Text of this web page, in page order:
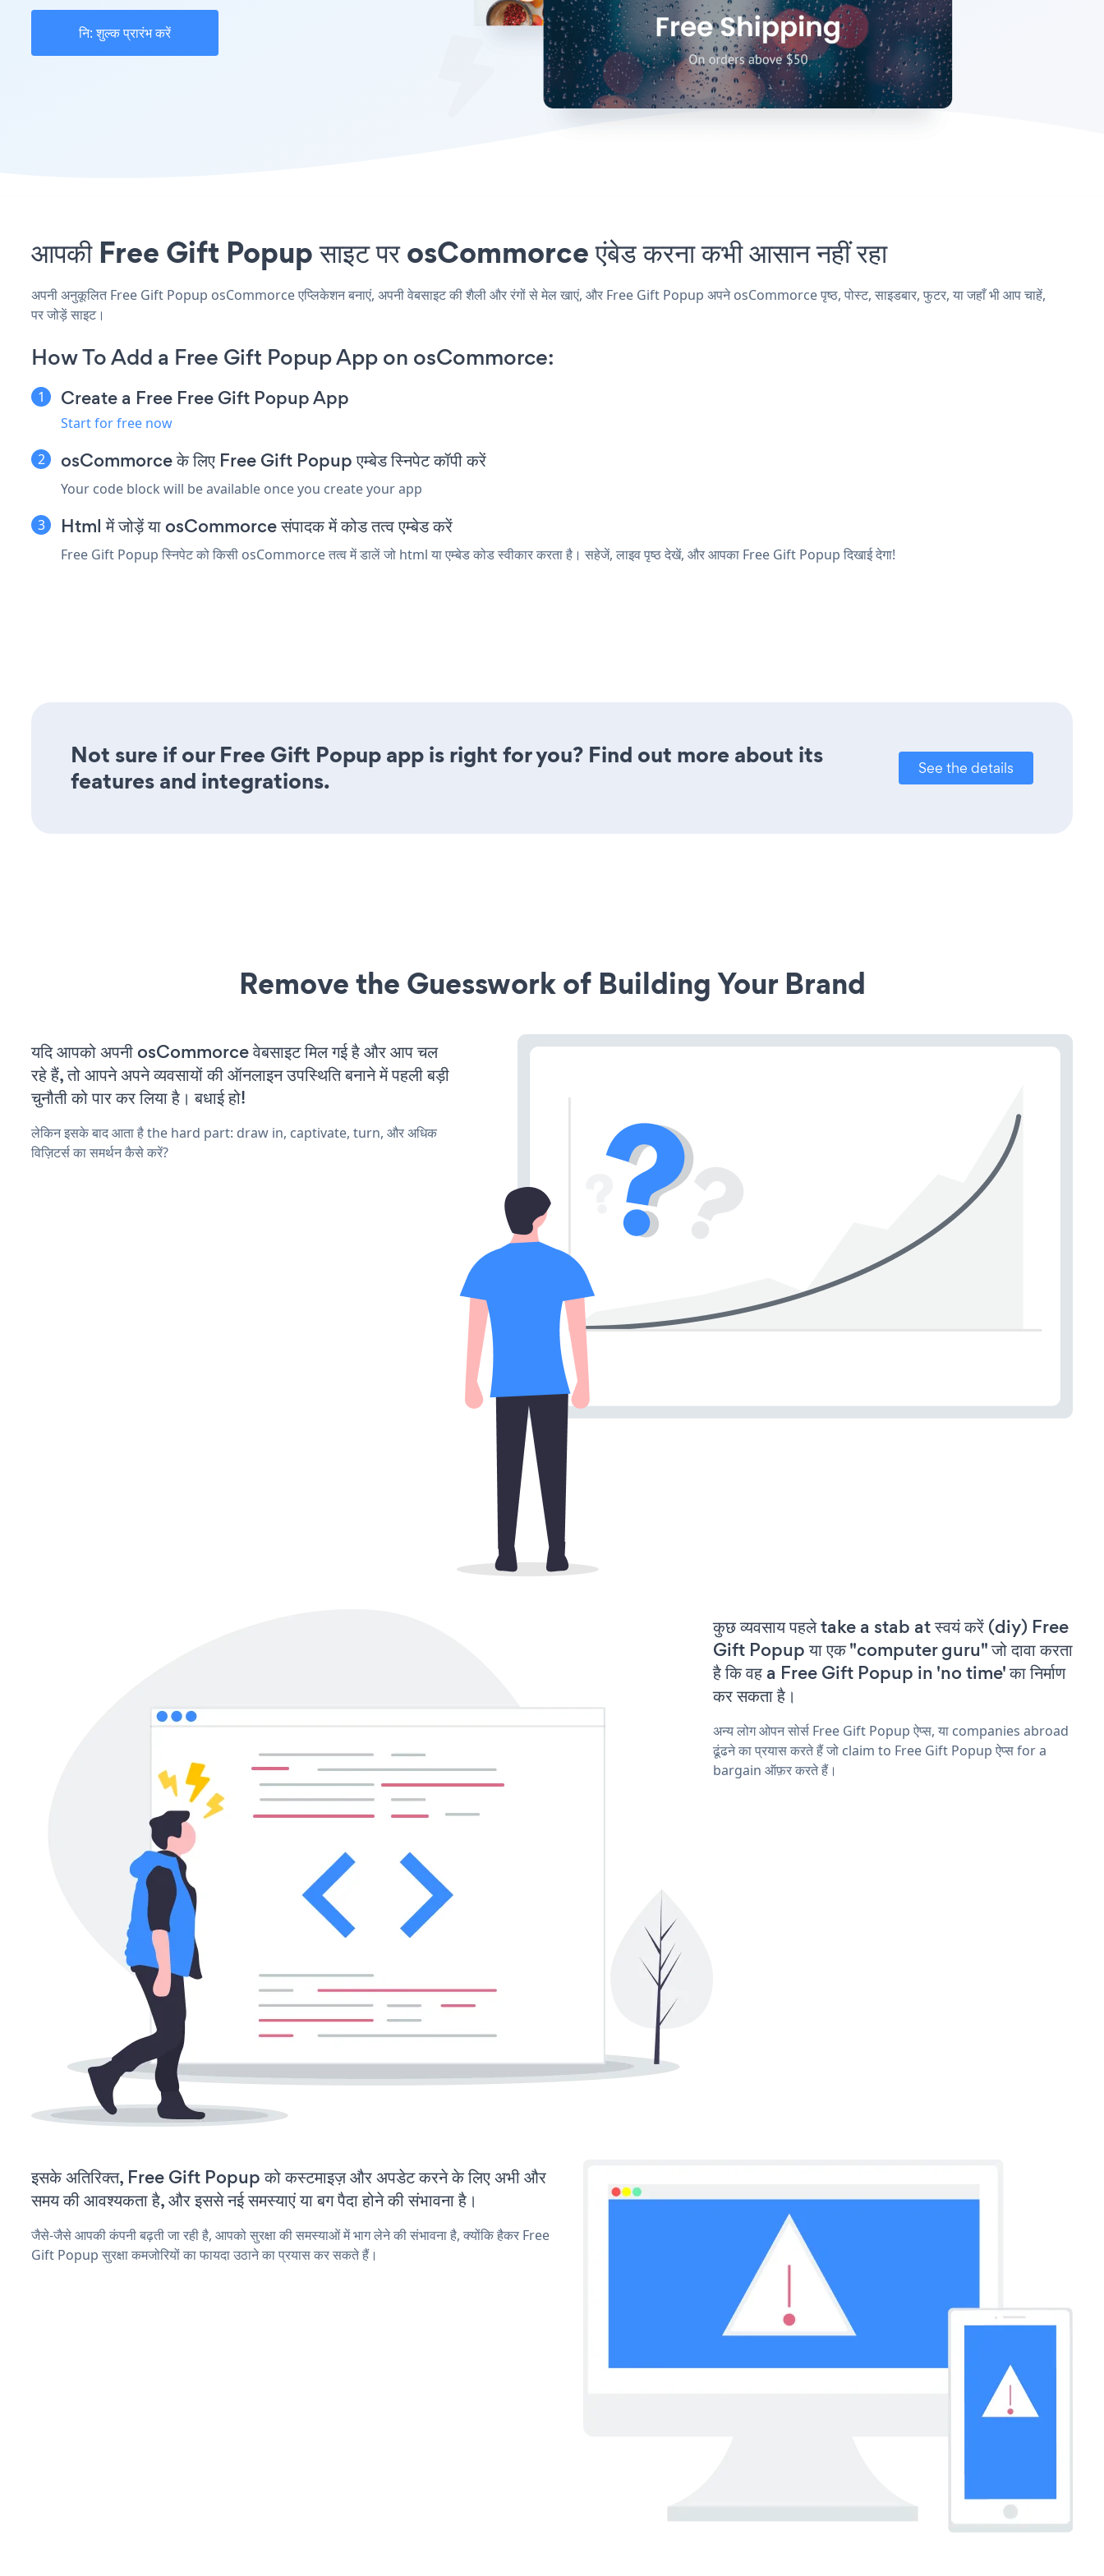
नि: शुल्क प्रारंभ करें
आपकी Free Gift Popup साइट पर osCommorce एंबेड करना कभी आसान नहीं रहा
अपनी अनुकूलित Free Gift Popup osCommorce एप्लिकेशन बनाएं, अपनी वेबसाइट की शैली और रंगों से मेल खाएं, और Free Gift Popup अपने osCommorce पृष्ठ, पोस्ट, साइडबार, फुटर, या जहाँ भी आप चाहें,
पर जोड़ें साइट।
How To Add a Free Gift Popup App on osCommorce:
Create a Free Free Gift Popup App
Start for free now
osCommorce के लिए Free Gift Popup एम्बेड स्निपेट कॉपी करें
Your code block will be available once you create your app
Html में जोड़ें या osCommorce संपादक में कोड तत्व एम्बेड करें
Free Gift Popup स्निपेट को किसी osCommorce तत्व में डालें जो html या एम्बेड कोड स्वीकार करता है। सहेजें, लाइव पृष्ठ देखें, और आपका Free Gift Popup दिखाई देगा!
Not sure if our Free Gift Popup app is right for you? Find out more about its
features and integrations.
See the details
Remove the Guesswork of Building Your Brand
यदि आपको अपनी osCommorce वेबसाइट मिल गई है और आप चल
रहे हैं, तो आपने अपने व्यवसायों की ऑनलाइन उपस्थिति बनाने में पहली बड़ी
चुनौती को पार कर लिया है। बधाई हो!
लेकिन इसके बाद आता है the hard part: draw in, captivate, turn, और अधिक
विज़िटर्स का समर्थन कैसे करें?
कुछ व्यवसाय पहले take a stab at स्वयं करें (diy) Free
Gift Popup या एक "computer guru" जो दावा करता
है कि वह a Free Gift Popup in 'no time' का निर्माण
कर सकता है।
अन्य लोग ओपन सोर्स Free Gift Popup ऐप्स, या companies abroad
ढूंढने का प्रयास करते हैं जो claim to Free Gift Popup ऐप्स for a
bargain ऑफ़र करते हैं।
इसके अतिरिक्त, Free Gift Popup को कस्टमाइज़ और अपडेट करने के लिए अभी और
समय की आवश्यकता है, और इससे नई समस्याएं या बग पैदा होने की संभावना है।
जैसे-जैसे आपकी कंपनी बढ़ती जा रही है, आपको सुरक्षा की समस्याओं में भाग लेने की संभावना है, क्योंकि हैकर Free
Gift Popup सुरक्षा कमजोरियों का फायदा उठाने का प्रयास कर सकते हैं।